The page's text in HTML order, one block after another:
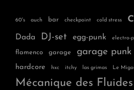
60's auch bar checkpoint cold stress
Dada DJ-set egg-punk electro-
flamenco garage garage punk
hardcore hxc itchy las grimas Le
Mécanique des Fluides